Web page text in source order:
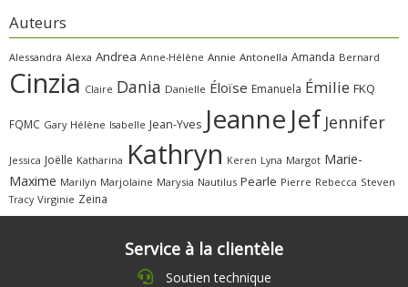
Auteurs
Alessandra Alexa Andrea Anne-Hélène Annie Antonella Amanda Bernard
Cinzia Claire Dania Danielle Éloïse Emanuela Émilie FKQ
FQMC Gary Hélène Isabelle Jean-Yves Jeanne Jef Jennifer
Jessica Joëlle Katharina Kathryn Keren Lyna Margot Marie-
Maxime Marilyn Marjolaine Marysia Nautilus Pearle Pierre Rebecca Steven
Tracy Virginie Zeina
Service à la clientèle
Soutien technique